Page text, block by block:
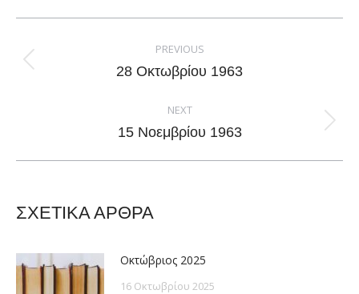
Facebook
X
PinterestLinkedIn
navigation
PREVIOUS
Previous
28 Οκτωβρίου 1963
NEXT
Next
15 Νοεμβρίου 1963
ΣΧΕΤΙΚΑ ΑΡΘΡΑ
Οκτώβριος 2025
16 Οκτωβρίου 2025